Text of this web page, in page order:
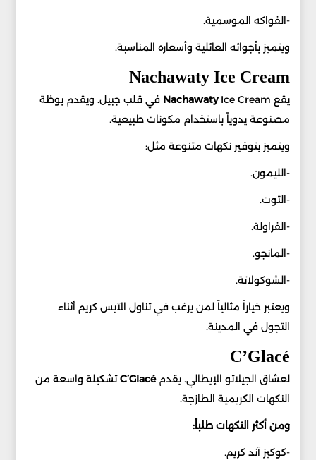
-الفواكه الموسمية.
ويتميز بأجوائه العائلية وأسعاره المناسبة.
Nachawaty Ice Cream
يقع Nachawaty Ice Cream في قلب جبيل. ويقدم بوظة
مصنوعة يدوياً باستخدام مكونات طبيعية.
ويتميز بتوفير نكهات متنوعة مثل:
-الليمون.
-التوت.
-الفراولة.
-المانجو.
-الشوكولاتة.
ويعتبر خياراً مثالياً لمن يرغب في تناول الآيس كريم أثناء
التجول في المدينة.
C’Glacé
لعشاق الجيلاتو الإيطالي. يقدمC’Glacé تشكيلة واسعة من
النكهات الكريمية الطازجة.
ومن أكثر النكهات طلباً:
-كوكيز آند كريم.